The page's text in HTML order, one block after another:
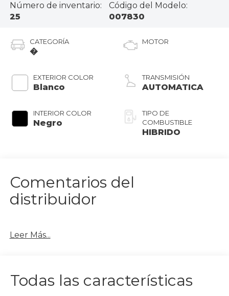
Número de inventario:
25
Código del Modelo:
007830
CATEGORÍA
�
EXTERIOR COLOR
Blanco
INTERIOR COLOR
Negro
MOTOR
TRANSMISIÓN
AUTOMATICA
TIPO DE
COMBUSTIBLE
HIBRIDO
Comentarios del
distribuidor
Leer Más...
Todas las características